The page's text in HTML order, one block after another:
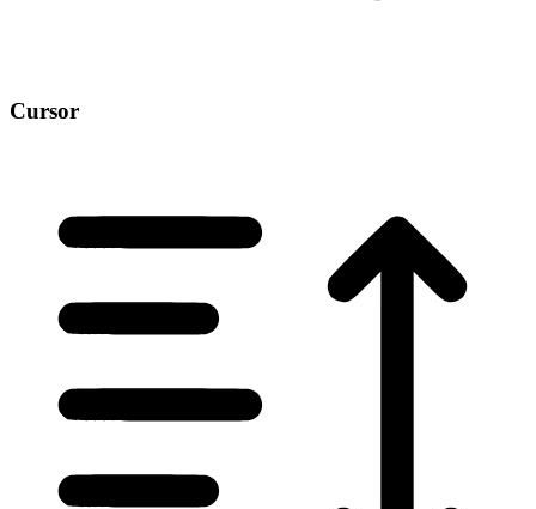
Cursor